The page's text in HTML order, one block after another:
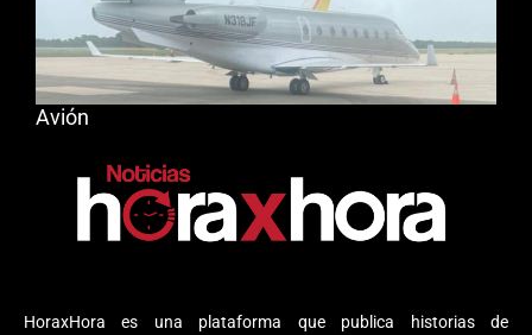
HoraxHora es una plataforma que publica historias de
Avión